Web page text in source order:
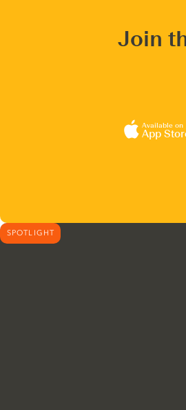
Join
Available on
App
SPOTLIGHT